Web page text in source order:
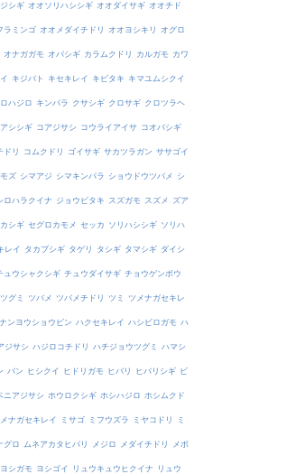
シギ オオソリハシシギ オオダイサギ オオチド
ラミンゴ オオメダイチドリ オオヨシキリ オグロ
オナガガモ オバシギ カラムクドリ カルガモ カワ
キジバト キセキレイ キビタキ キマユムシクイ
ハジロ キンパラ クサシギ クロサギ クロツラヘ
シシギ コアジサシ コウライアイサ コオバシギ
ドリ コムクドリ ゴイサギ サカツラガン ササゴイ
ズ シマアジ シマキンパラ ショウドウツバメ シ
ロハラクイナ ジョウビタキ スズガモ スズメ ズア
シギ セグロカモメ セッカ ソリハシシギ ソリハ
レイ タカブシギ タゲリ タシギ タマシギ ダイシ
ュウシャクシギ チュウダイサギ チョウゲンボウ
ツグミ ツバメ ツバメチドリ ツミ ツメナガセキレ
ナンヨウショウビン ハクセキレイ ハシビロガモ ハ
ジサシ ハジロコチドリ ハチジョウツグミ ハマシ
バン ヒシクイ ヒドリガモ ヒバリ ヒバリシギ ビ
ニアジサシ ホウロクシギ ホシハジロ ホシムクド
ナガセキレイ ミサゴ ミフウズラ ミヤコドリ ミ
グロ ムネアカタヒバリ メジロ メダイチドリ メボ
ヨシガモ ヨシゴイ リュウキュウヒクイナ リュウ